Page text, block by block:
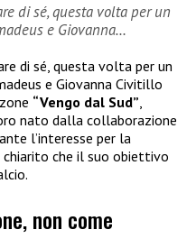
di sé, questa volta per un
e Giovanna…
di sé, questa volta per un
e Giovanna Civitillo
“Vengo dal Sud”
nato dalla collaborazione
l’interesse per la
che il suo obiettivo
non come